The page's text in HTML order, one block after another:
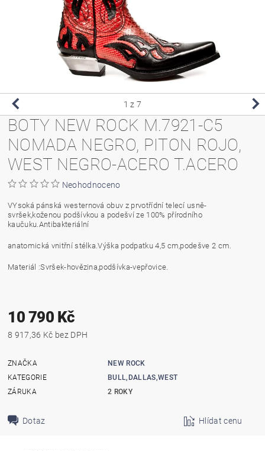
1 z 7
BOTY NEW ROCK M.7921-C5
NOMADA NEGRO, PITON ROJO,
WEST NEGRO-ACERO T.ACERO
Neohodnoceno
VYsoká pánská westernová obuv z prvotřídní telecí usně-
svršek,koženou podšívkou a podešví ze 100% přírodního
kaučuku.Antibakteriální
anatomická vnitřní stélka.Výška podpatku 4,5 cm,podešve 2 cm.
Materiál :Svršek-hovězina,podšívka-vepřovice.
10 790 Kč
8 917,36 Kč bez DPH
ZNAČKA
NEW ROCK
KATEGORIE
BULL,DALLAS,WEST
ZÁRUKA
2 ROKY
Dotaz Hlídat cenu